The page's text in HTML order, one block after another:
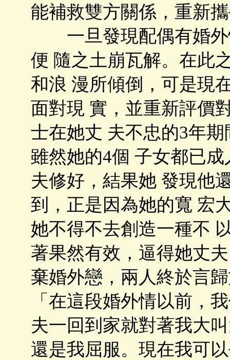
能補救雙方關係，重新
一旦發現配偶有婚外
便 隨之土崩瓦解。在此
和浪 漫所傾倒，可是現
面對現 實，並重新評價
士在她丈 夫不忠的3年
雖然她的4個 子女都已
夫修好，結果她 發現他
到，正是因為她的寬 宏
她不得不去創造一種不
著果然有效，逼得她丈
棄婚外戀，兩人終於言
「在這段婚外情以前，
夫一回到家就對著我大
還是我屈服。現在我可